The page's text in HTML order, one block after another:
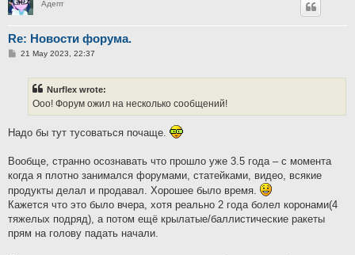
Адепт
Re: Новости форума.
P21 May 2023, 22:37
Nurflex wrote:
Ооо! Форум ожил на несколько сообщений!
Надо бы тут тусоваться почаще.
Вообще, странно осознавать что прошло уже 3.5 года – с момента
когда я плотно занимался форумами, статейками, видео, всякие
продукты делал и продавал. Хорошее было время.
Кажется что это было вчера, хотя реально 2 года болел коронами(4
тяжелых подряд), а потом ещё крылатые/баллистические ракеты
прям на голову падать начали.